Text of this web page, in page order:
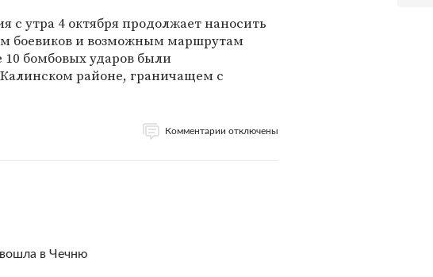
с утра 4 октября продолжает наносить
боевиков и возможным маршрутам
бомбовых ударов были
районе, граничащем с
Комментарии отключены
вошла в Чечню